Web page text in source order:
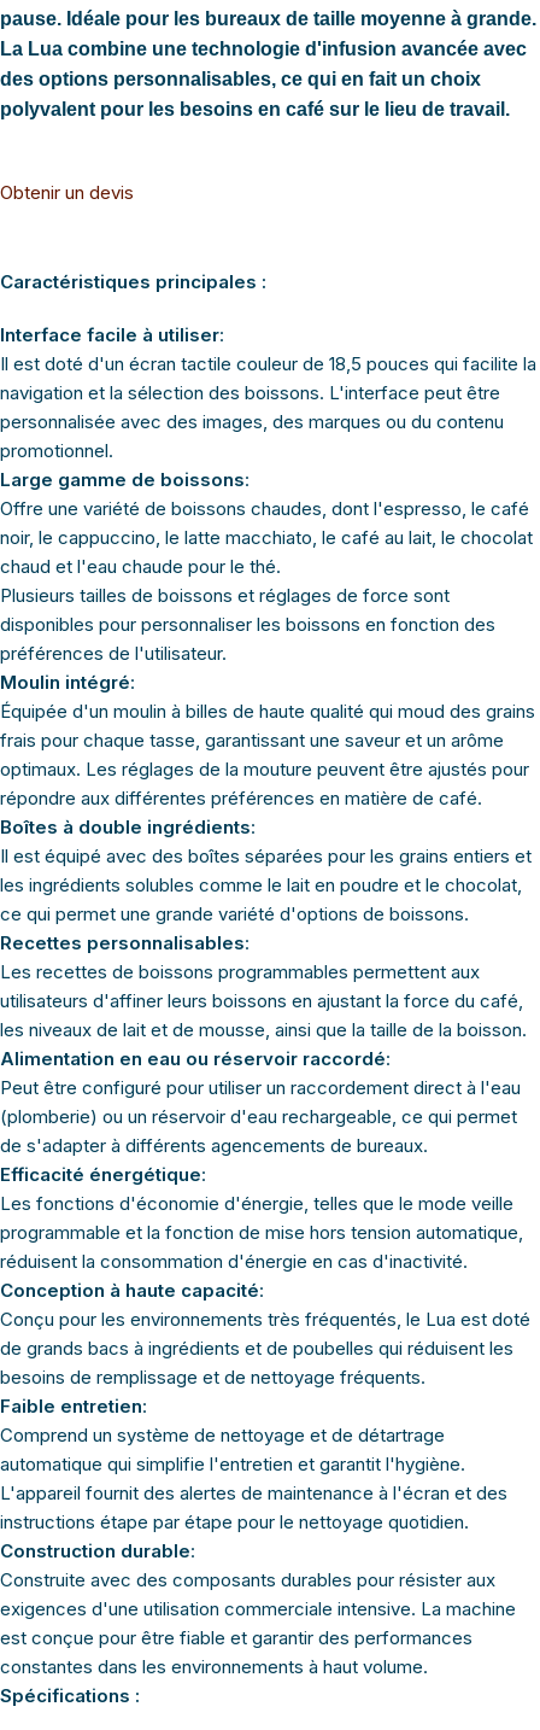
pause. Idéale pour les bureaux de taille moyenne à grande.
La Lua combine une technologie d'infusion avancée avec
des options personnalisables, ce qui en fait un choix
polyvalent pour les besoins en café sur le lieu de travail.
Obtenir un devis
Caractéristiques principales :
Interface facile à utiliser:
Il est doté d'un écran tactile couleur de 18,5 pouces qui facilite la
navigation et la sélection des boissons. L'interface peut être
personnalisée avec des images, des marques ou du contenu
promotionnel.
Large gamme de boissons:
Offre une variété de boissons chaudes, dont l'espresso, le café
noir, le cappuccino, le latte macchiato, le café au lait, le chocolat
chaud et l'eau chaude pour le thé.
Plusieurs tailles de boissons et réglages de force sont
disponibles pour personnaliser les boissons en fonction des
préférences de l'utilisateur.
Moulin intégré:
Équipée d'un moulin à billes de haute qualité qui moud des grains
frais pour chaque tasse, garantissant une saveur et un arôme
optimaux. Les réglages de la mouture peuvent être ajustés pour
répondre aux différentes préférences en matière de café.
Boîtes à double ingrédients:
Il est équipé avec des boîtes séparées pour les grains entiers et
les ingrédients solubles comme le lait en poudre et le chocolat,
ce qui permet une grande variété d'options de boissons.
Recettes personnalisables:
Les recettes de boissons programmables permettent aux
utilisateurs d'affiner leurs boissons en ajustant la force du café,
les niveaux de lait et de mousse, ainsi que la taille de la boisson.
Alimentation en eau ou réservoir raccordé:
Peut être configuré pour utiliser un raccordement direct à l'eau
(plomberie) ou un réservoir d'eau rechargeable, ce qui permet
de s'adapter à différents agencements de bureaux.
Efficacité énergétique:
Les fonctions d'économie d'énergie, telles que le mode veille
programmable et la fonction de mise hors tension automatique,
réduisent la consommation d'énergie en cas d'inactivité.
Conception à haute capacité:
Conçu pour les environnements très fréquentés, le Lua est doté
de grands bacs à ingrédients et de poubelles qui réduisent les
besoins de remplissage et de nettoyage fréquents.
Faible entretien:
Comprend un système de nettoyage et de détartrage
automatique qui simplifie l'entretien et garantit l'hygiène.
L'appareil fournit des alertes de maintenance à l'écran et des
instructions étape par étape pour le nettoyage quotidien.
Construction durable:
Construite avec des composants durables pour résister aux
exigences d'une utilisation commerciale intensive. La machine
est conçue pour être fiable et garantir des performances
constantes dans les environnements à haut volume.
Spécifications :